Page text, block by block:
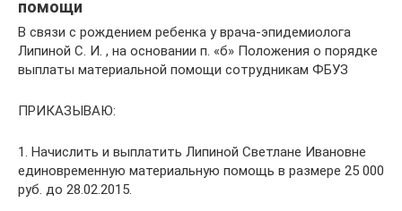
помощи
В связи с рождением ребенка у врача-эпидемиолога
Липиной С. И. , на основании п. «б» Положения о порядке
выплаты материальной помощи сотрудникам ФБУЗ
ПРИКАЗЫВАЮ:
1. Начислить и выплатить Липиной Светлане Ивановне
единовременную материальную помощь в размере 25 000
руб. до 28.02.2015.